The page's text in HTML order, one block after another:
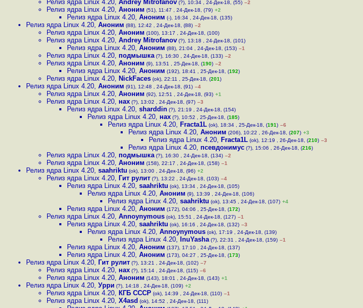
Релиз ядра Linux 4.20, Andrey Mitrofanov (?), 10:34 , 24-Дек-18, (55) –2
Релиз ядра Linux 4.20, Аноним (51), 11:47 , 24-Дек-18, (79) +2
Релиз ядра Linux 4.20, Аноним (-), 16:34 , 24-Дек-18, (135)
Релиз ядра Linux 4.20, Аноним (88), 12:42 , 24-Дек-18, (88) –2
Релиз ядра Linux 4.20, Аноним (100), 13:17 , 24-Дек-18, (100)
Релиз ядра Linux 4.20, Andrey Mitrofanov (?), 13:18 , 24-Дек-18, (101)
Релиз ядра Linux 4.20, Аноним (88), 21:04 , 24-Дек-18, (153) –1
Релиз ядра Linux 4.20, подмышка (?), 16:30 , 24-Дек-18, (133) –2
Релиз ядра Linux 4.20, Аноним (9), 13:51 , 25-Дек-18, (190) –2
Релиз ядра Linux 4.20, Аноним (192), 18:41 , 25-Дек-18, (192)
Релиз ядра Linux 4.20, NickFaces (ok), 22:11 , 25-Дек-18, (201)
Релиз ядра Linux 4.20, Аноним (91), 12:48 , 24-Дек-18, (91) –4
Релиз ядра Linux 4.20, Аноним (92), 12:51 , 24-Дек-18, (93) +1
Релиз ядра Linux 4.20, нах (?), 13:02 , 24-Дек-18, (97) –3
Релиз ядра Linux 4.20, sharddin (?), 21:19 , 24-Дек-18, (154)
Релиз ядра Linux 4.20, нах (?), 10:52 , 25-Дек-18, (185)
Релиз ядра Linux 4.20, Fracta1L (ok), 18:34 , 25-Дек-18, (191) –6
Релиз ядра Linux 4.20, Аноним (206), 10:22 , 26-Дек-18, (207) +3
Релиз ядра Linux 4.20, Fracta1L (ok), 12:19 , 26-Дек-18, (210) –3
Релиз ядра Linux 4.20, псевдонимус (?), 15:06 , 26-Дек-18, (216)
Релиз ядра Linux 4.20, подмышка (?), 16:30 , 24-Дек-18, (134) –2
Релиз ядра Linux 4.20, Аноним (158), 22:17 , 24-Дек-18, (158) –1
Релиз ядра Linux 4.20, saahriktu (ok), 13:00 , 24-Дек-18, (96) +2
Релиз ядра Linux 4.20, Гит рулит (?), 13:22 , 24-Дек-18, (103) –4
Релиз ядра Linux 4.20, saahriktu (ok), 13:34 , 24-Дек-18, (105)
Релиз ядра Linux 4.20, Аноним (9), 13:39 , 24-Дек-18, (106)
Релиз ядра Linux 4.20, saahriktu (ok), 13:45 , 24-Дек-18, (107) +4
Релиз ядра Linux 4.20, Аноним (172), 04:06 , 25-Дек-18, (172)
Релиз ядра Linux 4.20, Annoynymous (ok), 15:51 , 24-Дек-18, (127) –1
Релиз ядра Linux 4.20, saahriktu (ok), 16:16 , 24-Дек-18, (132) –3
Релиз ядра Linux 4.20, Annoynymous (ok), 17:19 , 24-Дек-18, (139)
Релиз ядра Linux 4.20, InuYasha (?), 22:31 , 24-Дек-18, (159) –1
Релиз ядра Linux 4.20, Аноним (137), 17:10 , 24-Дек-18, (137)
Релиз ядра Linux 4.20, Аноним (173), 04:27 , 25-Дек-18, (173)
Релиз ядра Linux 4.20, Гит рулит (?), 13:21 , 24-Дек-18, (102) –7
Релиз ядра Linux 4.20, нах (?), 15:14 , 24-Дек-18, (115) –6
Релиз ядра Linux 4.20, Аноним (143), 18:01 , 24-Дек-18, (143) +1
Релиз ядра Linux 4.20, Урри (?), 14:18 , 24-Дек-18, (109) +2
Релиз ядра Linux 4.20, КГБ СССР (ok), 14:39 , 24-Дек-18, (110) –1
Релиз ядра Linux 4.20, X4asd (ok), 14:52 , 24-Дек-18, (111)